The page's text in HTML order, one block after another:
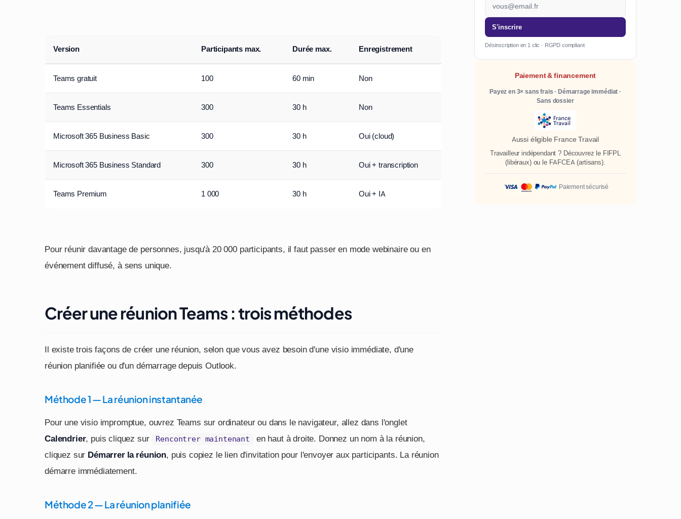
Version Participants max. Durée max. Enregistrement
Teams gratuit 100 60 min Non
Teams Essentials 300 30 h Non
Microsoft 365 Business Basic 300 30 h Oui (cloud)
Microsoft 365 Business Standard 300 30 h Oui + transcription
Teams Premium 1 000 30 h Oui + IA
Pour réunir davantage de personnes, jusqu'à 20 000 participants, il faut passer en mode webinaire ou en
événement diffusé, à sens unique.
Créer une réunion Teams : trois méthodes
Il existe trois façons de créer une réunion, selon que vous avez besoin d'une visio immédiate, d'une
réunion planifiée ou d'un démarrage depuis Outlook.
Méthode 1 — La réunion instantanée
Pour une visio impromptue, ouvrez Teams sur ordinateur ou dans le navigateur, allez dans l'onglet
Calendrier, puis cliquez sur Rencontrer maintenant
en haut à droite. Donnez un nom à la réunion,
cliquez sur Démarrer la réunion, puis copiez le lien d'invitation pour l'envoyer aux participants. La réunion
démarre immédiatement.
Méthode 2 — La réunion planifiée
S'inscrire
Désinscription en 1 clic · RGPD compliant
Paiement & financement
Payez en 3× sans frais · Démarrage immédiat ·
Sans dossier
Aussi éligible France Travail
Travailleur indépendant ? Découvrez le FIFPL
(libéraux) ou le FAFCEA (artisans).
Paiement sécurisé